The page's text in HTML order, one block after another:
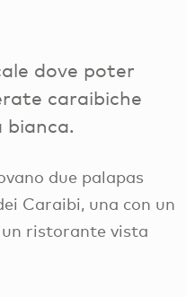
dove poter
caraibiche
bianca.
due palapas
Caraibi, una con un
ristorante vista